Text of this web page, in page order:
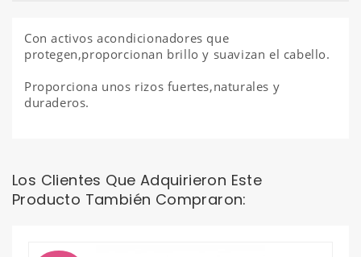
Con activos acondicionadores que
protegen,proporcionan brillo y suavizan el cabello.
Proporciona unos rizos fuertes,naturales y
duraderos.
Los Clientes Que Adquirieron Este
Producto También Compraron: